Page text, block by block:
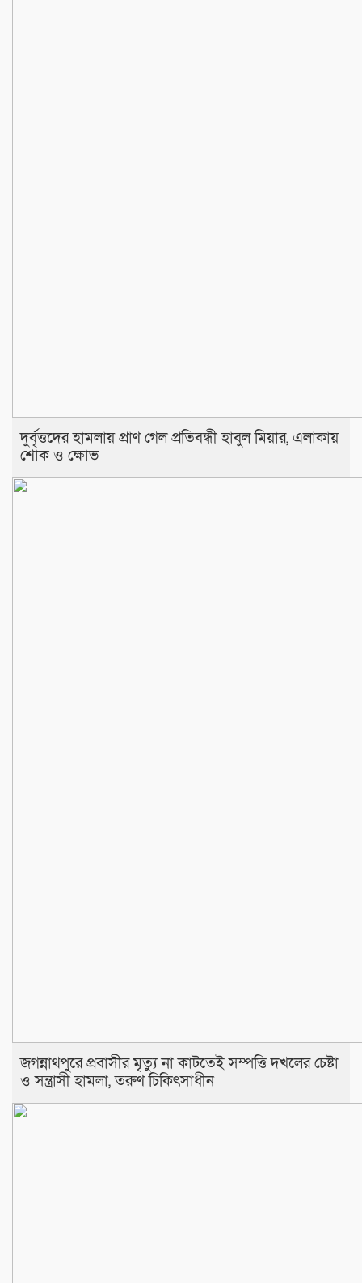
দুর্বৃত্তদের হামলায় প্রাণ গেল প্রতিবন্ধী হাবুল মিয়ার, এলাকায়
শোক ও ক্ষোভ
জগন্নাথপুরে প্রবাসীর মৃত্যু না কাটতেই সম্পত্তি দখলের চেষ্টা
ও সন্ত্রাসী হামলা, তরুণ চিকিৎসাধীন